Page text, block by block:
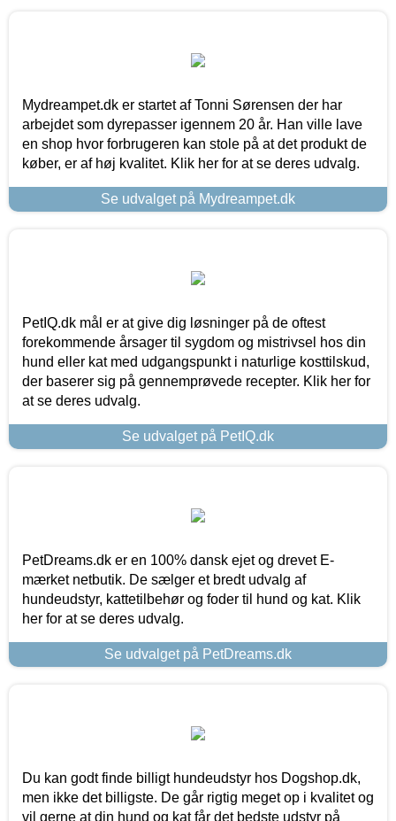
Mydreampet.dk er startet af Tonni Sørensen der har
arbejdet som dyrepasser igennem 20 år. Han ville lave
en shop hvor forbrugeren kan stole på at det produkt de
køber, er af høj kvalitet. Klik her for at se deres udvalg.
Se udvalget på Mydreampet.dk
PetIQ.dk mål er at give dig løsninger på de oftest
forekommende årsager til sygdom og mistrivsel hos din
hund eller kat med udgangspunkt i naturlige kosttilskud,
der baserer sig på gennemprøvede recepter. Klik her for
at se deres udvalg.
Se udvalget på PetIQ.dk
PetDreams.dk er en 100% dansk ejet og drevet E-
mærket netbutik. De sælger et bredt udvalg af
hundeudstyr, kattetilbehør og foder til hund og kat. Klik
her for at se deres udvalg.
Se udvalget på PetDreams.dk
Du kan godt finde billigt hundeudstyr hos Dogshop.dk,
men ikke det billigste. De går rigtig meget op i kvalitet og
vil gerne at din hund og kat får det bedste udstyr på